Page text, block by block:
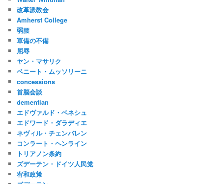
改革派教会
Amherst College
弱腰
軍備の不備
屈辱
ヤン・マサリク
ベニート・ムッソリーニ
concessions
首脳会談
dementian
エドヴァルド・ベネシュ
エドワード・ダラディエ
ネヴィル・チェンバレン
コンラート・ヘンライン
トリアノン条約
ズデーテン・ドイツ人民党
宥和政策